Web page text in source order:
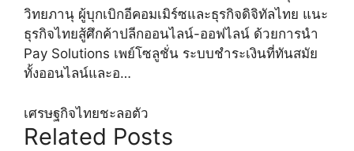
วิทยภานุ ผู้บุกเบิกอีคอมเมิร์ซและธุรกิจดิจิทัลไทย แนะ
ธุรกิจไทยสู้ศึกค้าปลีกออนไลน์-ออฟไลน์ ด้วยการนำ
Pay Solutions เพย์โซลูชั่น ระบบชำระเงินที่ทันสมัย
ทั้งออนไลน์และอ…
เศรษฐกิจไทยชะลอตัว
Related Posts